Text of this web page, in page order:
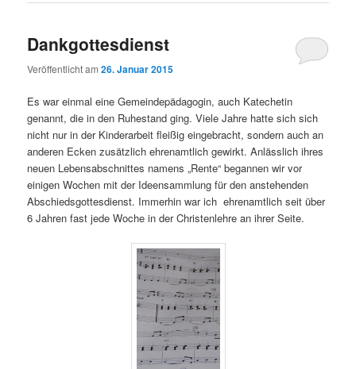
Dankgottesdienst
Veröffentlicht am26. Januar 2015
Es war einmal eine Gemeindepädagogin, auch Katechetin
genannt, die in den Ruhestand ging. Viele Jahre hatte sich sich
nicht nur in der Kinderarbeit fleißig eingebracht, sondern auch an
anderen Ecken zusätzlich ehrenamtlich gewirkt. Anlässlich ihres
neuen Lebensabschnittes namens „Rente“ begannen wir vor
einigen Wochen mit der Ideensammlung für den anstehenden
Abschiedsgottesdienst. Immerhin war ich ehrenamtlich seit über
6 Jahren fast jede Woche in der Christenlehre an ihrer Seite.